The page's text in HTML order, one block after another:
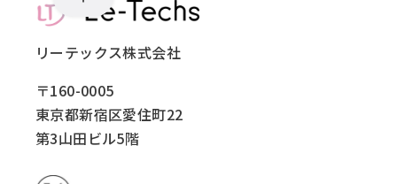
リーテックス株式会社
〒160-0005
東京都新宿区愛住町22
第3山田ビル5階